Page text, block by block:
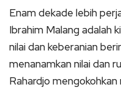
Enam dekade lebih
Ibrahim Malang adalah
nilai dan keberanian
menanamkan nilai dan
Rahardjo